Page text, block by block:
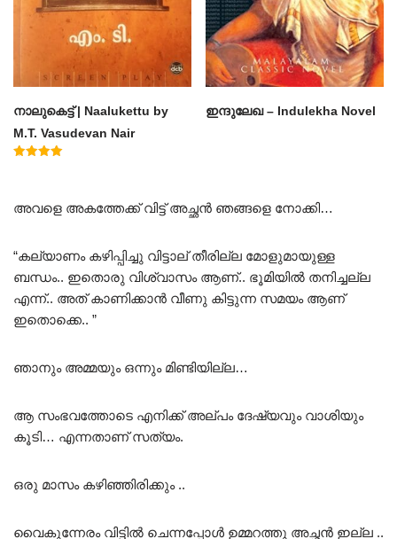
നാലുകെട്ട് | Naalukettu by
M.T. Vasudevan Nair
ഇന്ദുലേഖ – Indulekha Novel
അവളെ അകത്തേക്ക് വിട്ട് അച്ഛൻ ഞങ്ങളെ നോക്കി…
“കല്യാണം കഴിപ്പിച്ചു വിട്ടാല് തീരില്ല മോളുമായുള്ള
ബന്ധം.. ഇതൊരു വിശ്വാസം ആണ്.. ഭൂമിയിൽ തനിച്ചല്ല
എന്ന്.. അത് കാണിക്കാൻ വീണു കിട്ടുന്ന സമയം ആണ്
ഇതൊക്കെ.. ”
ഞാനും അമ്മയും ഒന്നും മിണ്ടിയില്ല…
ആ സംഭവത്തോടെ എനിക്ക് അല്പം ദേഷ്യവും വാശിയും
കൂടി… എന്നതാണ് സത്യം.
ഒരു മാസം കഴിഞ്ഞിരിക്കും ..
വൈകുന്നേരം വിട്ടിൽ ചെന്നപ്പോൾ ഉമ്മറത്തു അച്ഛൻ ഇല്ല ..